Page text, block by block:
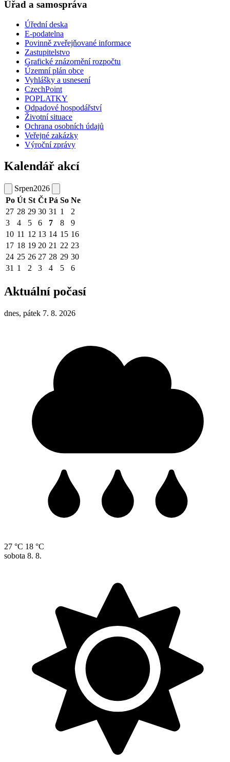
Úřad a samospráva
Úřední deska
E-podatelna
Povinně zveřejňované informace
Zastupitelstvo
Grafické znázornění rozpočtu
Územní plán obce
Vyhlášky a usnesení
CzechPoint
POPLATKY
Odpadové hospodářství
Životní situace
Ochrana osobních údajů
Veřejné zakázky
Výroční zprávy
Kalendář akcí
Srpen2026
Po Út St Čt Pá So Ne
27 28 29 30 31 1
2
3
4 5 6 7 8
9
10 11 12 13 14 15 16
17 18 19 20 21 22 23
24 25 26 27 28 29 30
31 1 2 3 4 5 6
Aktuální počasí
dnes, pátek 7. 8. 2026
27 °C 18 °C
sobota 8. 8.